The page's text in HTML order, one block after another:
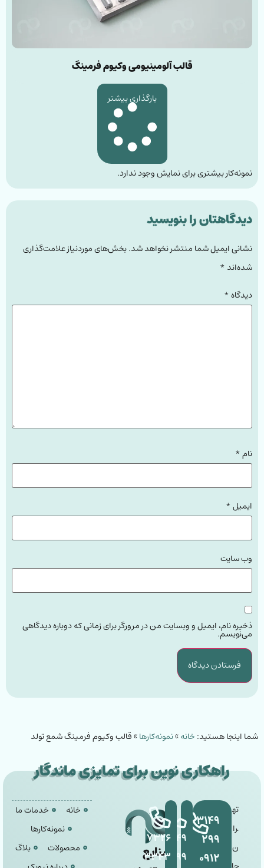
قالب آلومینیومی وکیوم فرمینگ
بارگذاری بیشتر
نمونه‌کار بیشتری برای نمایش وجود ندارد.
دیدگاهتان را بنویسید
نشانی ایمیل شما منتشر نخواهد شد.بخش‌های موردنیاز علامت‌گذاری
شده‌اند *
دیدگاه*
نام*
ایمیل*
وب‌ سایت
ذخیره نام، ایمیل و وبسایت من در مرورگر برای زمانی که دوباره دیدگاهی
می‌نویسم.
شما اینجا هستید: خانه»نمونه‌کارها»قالب وکیوم فرمینگ شمع تولد
راهکاری نوین برای تمایزی ماندگار
صنایع
ته
را
ن
۳۱۴۹
۲۹۹
۰۹۱۲
۳۱۴۹
۲۹۹
۷۳۲۶
۳۳۴۳
خانه
خدمات ما
نمونه‌کارها
محصولات
بلاگ